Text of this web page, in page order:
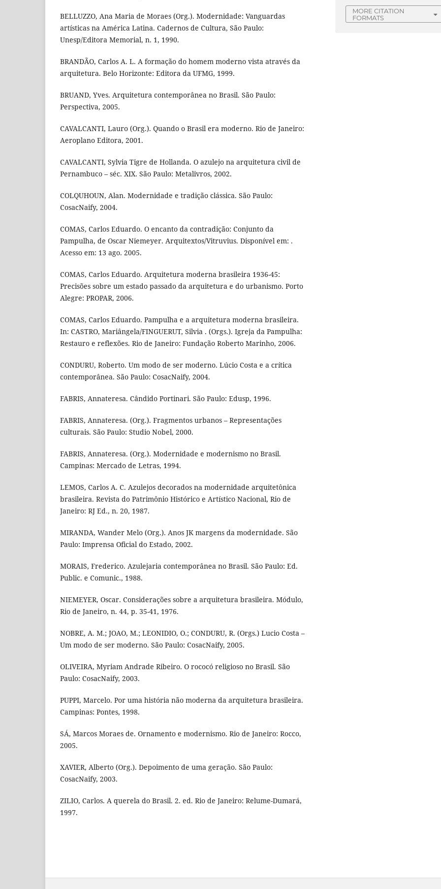
BELLUZZO, Ana Maria de Moraes (Org.). Modernidade: Vanguardas
artísticas na América Latina. Cadernos de Cultura, São Paulo:
Unesp/Editora Memorial, n. 1, 1990.
BRANDÃO, Carlos A. L. A formação do homem moderno vista através da
arquitetura. Belo Horizonte: Editora da UFMG, 1999.
BRUAND, Yves. Arquitetura contemporânea no Brasil. São Paulo:
Perspectiva, 2005.
CAVALCANTI, Lauro (Org.). Quando o Brasil era moderno. Rio de Janeiro:
Aeroplano Editora, 2001.
CAVALCANTI, Sylvia Tigre de Hollanda. O azulejo na arquitetura civil de
Pernambuco – séc. XIX. São Paulo: Metalivros, 2002.
COLQUHOUN, Alan. Modernidade e tradição clássica. São Paulo:
CosacNaify, 2004.
COMAS, Carlos Eduardo. O encanto da contradição: Conjunto da
Pampulha, de Oscar Niemeyer. Arquitextos/Vitruvius. Disponível em: .
Acesso em: 13 ago. 2005.
COMAS, Carlos Eduardo. Arquitetura moderna brasileira 1936-45:
Precisões sobre um estado passado da arquitetura e do urbanismo. Porto
Alegre: PROPAR, 2006.
COMAS, Carlos Eduardo. Pampulha e a arquitetura moderna brasileira.
In: CASTRO, Mariângela/FINGUERUT, Silvia . (Orgs.). Igreja da Pampulha:
Restauro e reflexões. Rio de Janeiro: Fundação Roberto Marinho, 2006.
CONDURU, Roberto. Um modo de ser moderno. Lúcio Costa e a crítica
contemporânea. São Paulo: CosacNaify, 2004.
FABRIS, Annateresa. Cândido Portinari. São Paulo: Edusp, 1996.
FABRIS, Annateresa. (Org.). Fragmentos urbanos – Representações
culturais. São Paulo: Studio Nobel, 2000.
FABRIS, Annateresa. (Org.). Modernidade e modernismo no Brasil.
Campinas: Mercado de Letras, 1994.
LEMOS, Carlos A. C. Azulejos decorados na modernidade arquitetônica
brasileira. Revista do Patrimônio Histórico e Artístico Nacional, Rio de
Janeiro: RJ Ed., n. 20, 1987.
MIRANDA, Wander Melo (Org.). Anos JK margens da modernidade. São
Paulo: Imprensa Oficial do Estado, 2002.
MORAIS, Frederico. Azulejaria contemporânea no Brasil. São Paulo: Ed.
Public. e Comunic., 1988.
NIEMEYER, Oscar. Considerações sobre a arquitetura brasileira. Módulo,
Rio de Janeiro, n. 44, p. 35-41, 1976.
NOBRE, A. M.; JOAO, M.; LEONIDIO, O.; CONDURU, R. (Orgs.) Lucio Costa –
Um modo de ser moderno. São Paulo: CosacNaify, 2005.
OLIVEIRA, Myriam Andrade Ribeiro. O rococó religioso no Brasil. São
Paulo: CosacNaify, 2003.
PUPPI, Marcelo. Por uma história não moderna da arquitetura brasileira.
Campinas: Pontes, 1998.
SÁ, Marcos Moraes de. Ornamento e modernismo. Rio de Janeiro: Rocco,
2005.
XAVIER, Alberto (Org.). Depoimento de uma geração. São Paulo:
CosacNaify, 2003.
ZILIO, Carlos. A querela do Brasil. 2. ed. Rio de Janeiro: Relume-Dumará,
1997.
MORE CITATION
FORMATS